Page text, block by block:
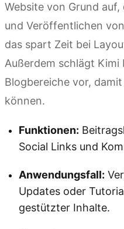
Website von Grund
und Veröffentlichen
das spart Zeit bei
Außerdem schlägt Kimi
Blogbereiche vor,
können.
Funktionen:
Social Links und
Anwendungsfall:
Updates oder
gestützter Inhalte.